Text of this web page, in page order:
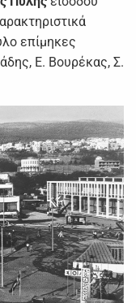
επίμηκες
Ε. Βουρέκας, Σ.